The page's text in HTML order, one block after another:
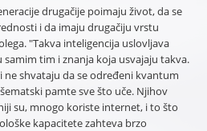
drugačije poimaju život, da se
i da imaju drugačiju vrstu
"Takva inteligencija uslovljava
tim i znanja koja usvajaju takva.
ne shvataju da se određeni kvantum
pamte sve što uče. Njihov
su, mnogo koriste internet, i to što
kapacitete zahteva brzo